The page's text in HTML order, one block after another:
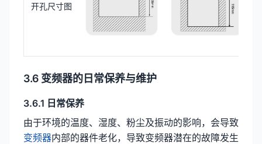
开孔尺寸图
3.6 变频器的日常保养与维护
3.6.1 日常保养
由于环境的温度、湿度、粉尘及振动的影响，会导致
变频器内部的器件老化，导致变频器潜在的故障发生